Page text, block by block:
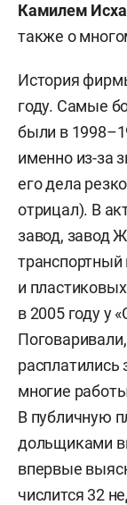
Камилем
также о
История
году. Самые
были в
именно из-за
его дела
отрицал). В
завод, завод
транспортный
и
в 2005 году у
расплатились
многие
В публичную
дольщиками
впервые
числится 32